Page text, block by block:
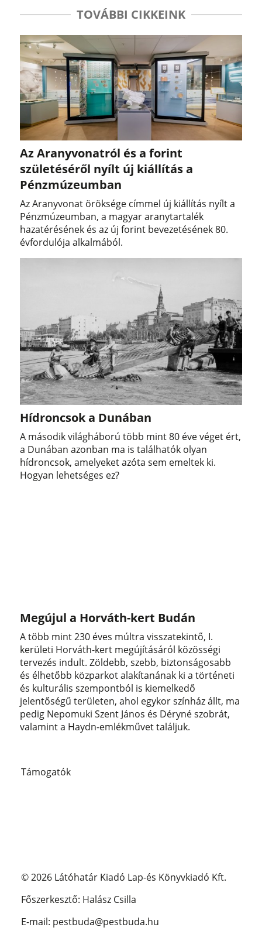
TOVÁBBI CIKKEINK
Az Aranyvonatról és a forint
születéséről nyílt új kiállítás a
Pénzmúzeumban
Az Aranyvonat öröksége címmel új kiállítás nyílt a
Pénzmúzeumban, a magyar aranytartalék
hazatérésének és az új forint bevezetésének 80.
évfordulója alkalmából.
Hídroncsok a Dunában
A második világháború több mint 80 éve véget ért,
a Dunában azonban ma is találhatók olyan
hídroncsok, amelyeket azóta sem emeltek ki.
Hogyan lehetséges ez?
Megújul a Horváth-kert Budán
A több mint 230 éves múltra visszatekintő, I.
kerületi Horváth-kert megújításáról közösségi
tervezés indult. Zöldebb, szebb, biztonságosabb
és élhetőbb közparkot alakítanának ki a történeti
és kulturális szempontból is kiemelkedő
jelentőségű területen, ahol egykor színház állt, ma
pedig Nepomuki Szent János és Déryné szobrát,
valamint a Haydn-emlékművet találjuk.
Támogatók
© 2026 Látóhatár Kiadó Lap-és Könyvkiadó Kft.
Főszerkesztő: Halász Csilla
E-mail: pestbuda@pestbuda.hu